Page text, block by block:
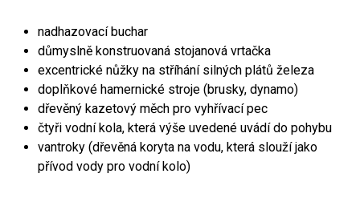
nadhazovací buchar
důmyslně konstruovaná stojanová vrtačka
excentrické nůžky na stříhání silných plátů železa
doplňkové hamernické stroje (brusky, dynamo)
dřevěný kazetový měch pro vyhřívací pec
čtyři vodní kola, která výše uvedené uvádí do pohybu
vantroky (dřevěná koryta na vodu, která slouží jako
přívod vody pro vodní kolo)